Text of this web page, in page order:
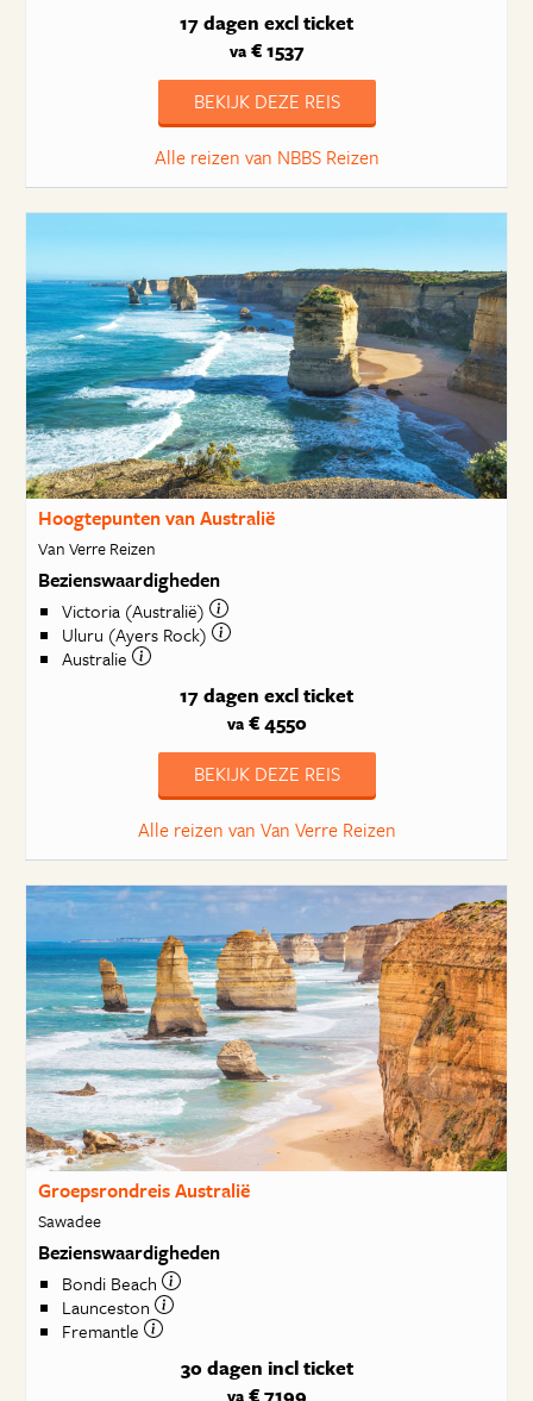
17 dagen excl ticket
va€ 1537
BEKIJK DEZE REIS
Alle reizen van NBBS Reizen
Hoogtepunten van Australië
Van Verre Reizen
Bezienswaardigheden
Victoria (Australië)
Uluru (Ayers Rock)
Australie
17 dagen excl ticket
va€ 4550
BEKIJK DEZE REIS
Alle reizen van Van Verre Reizen
Groepsrondreis Australië
Sawadee
Bezienswaardigheden
Bondi Beach
Launceston
Fremantle
30 dagen incl ticket
€ 7199